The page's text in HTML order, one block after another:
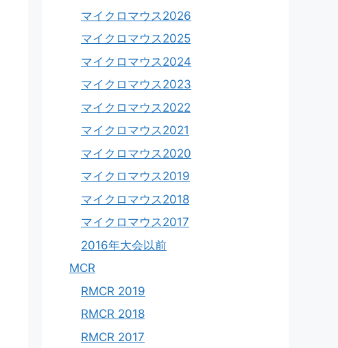
マイクロマウス2026
マイクロマウス2025
マイクロマウス2024
マイクロマウス2023
マイクロマウス2022
マイクロマウス2021
マイクロマウス2020
マイクロマウス2019
マイクロマウス2018
マイクロマウス2017
2016年大会以前
MCR
RMCR 2019
RMCR 2018
RMCR 2017